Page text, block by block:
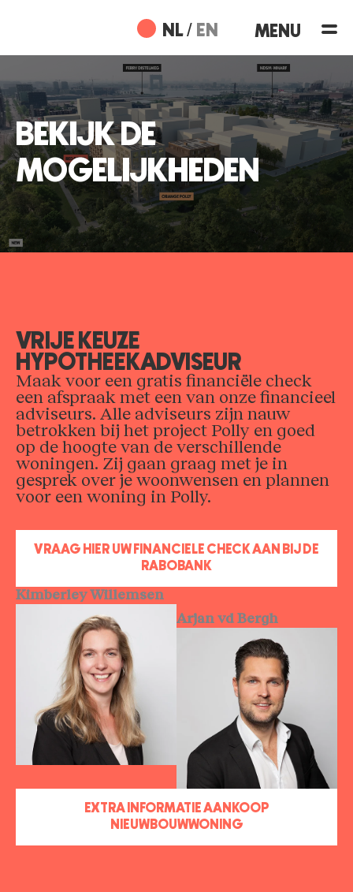
NL EN
BEKIJK DE
MOGELIJKHEDEN
VRIJE KEUZE
HYPOTHEEKADVISEUR
Maak voor een gratis financiële check
een afspraak met een van onze financieel
adviseurs. Alle adviseurs zijn nauw
betrokken bij het project Polly en goed
op de hoogte van de verschillende
woningen. Zij gaan graag met je in
gesprek over je woonwensen en plannen
voor een woning in Polly.
VRAAG HIER UW FINANCIËLE CHECK AAN BIJ DE
RABOBANK
Kimberley Willemsen
Arjan vd Bergh
EXTRA INFORMATIE AANKOOP
NIEUWBOUWWONING